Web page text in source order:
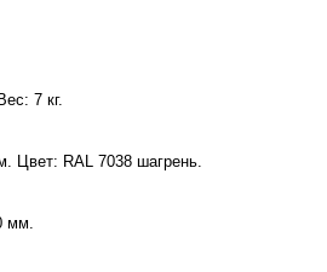
7 кг.
Цвет: RAL 7038 шагрень.
мм.